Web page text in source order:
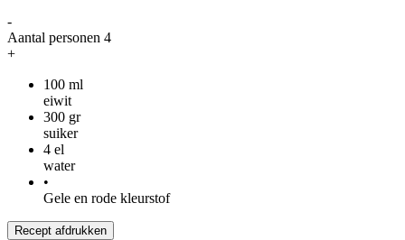
-
Aantal personen 4
+
100 ml
eiwit
300 gr
suiker
4 el
water
•
Gele en rode kleurstof
Recept afdrukken